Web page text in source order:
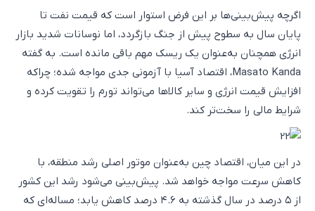
اگرچه پیش‌بینی‌ها بر این فرض استوار است که قیمت نفت تا
پایان سال به سطوح پیش از جنگ بازگردد، اما نوسانات شدید بازار
انرژی همچنان به‌عنوان یک ریسک مهم باقی مانده است. به گفته
Masato Kanda، اقتصاد آسیا با آزمونی جدی مواجه شده؛ چراکه
افزایش قیمت انرژی و سایر کالاها می‌تواند تورم را تقویت کرده و
شرایط مالی را سخت‌تر کند.
در این میان، اقتصاد چین به‌عنوان موتور اصلی رشد منطقه، با
کاهش سرعت مواجه خواهد شد. پیش‌بینی می‌شود رشد این کشور
از ۵ درصد در سال گذشته به ۴.۶ درصد کاهش یابد؛ مساله‌ای که